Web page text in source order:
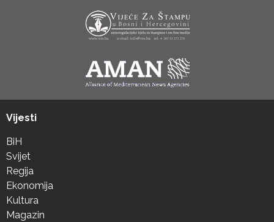
Vijesti
BiH
Svijet
Regija
Ekonomija
Kultura
Magazin